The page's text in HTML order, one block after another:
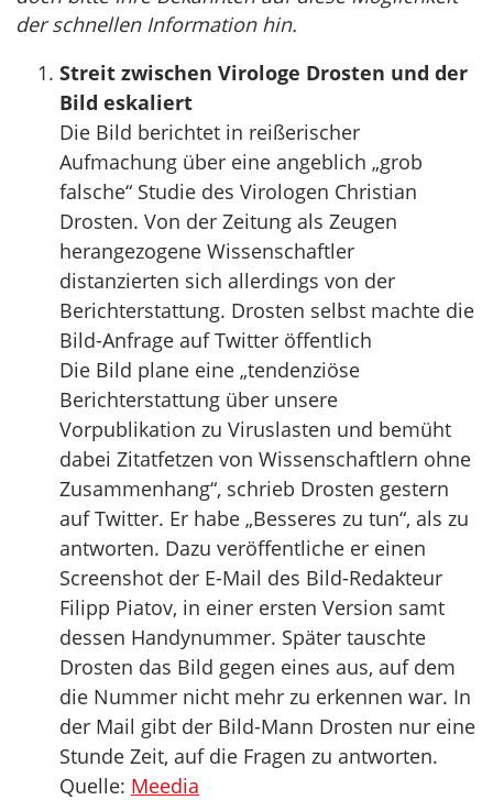
der schnellen Information hin.
Streit zwischen Virologe Drosten und der
Bild eskaliert
Die Bild berichtet in reißerischer
Aufmachung über eine angeblich „grob
falsche“ Studie des Virologen Christian
Drosten. Von der Zeitung als Zeugen
herangezogene Wissenschaftler
distanzierten sich allerdings von der
Berichterstattung. Drosten selbst machte die
Bild-Anfrage auf Twitter öffentlich
Die Bild plane eine „tendenziöse
Berichterstattung über unsere
Vorpublikation zu Viruslasten und bemüht
dabei Zitatfetzen von Wissenschaftlern ohne
Zusammenhang“, schrieb Drosten gestern
auf Twitter. Er habe „Besseres zu tun“, als zu
antworten. Dazu veröffentliche er einen
Screenshot der E-Mail des Bild-Redakteur
Filipp Piatov, in einer ersten Version samt
dessen Handynummer. Später tauschte
Drosten das Bild gegen eines aus, auf dem
die Nummer nicht mehr zu erkennen war. In
der Mail gibt der Bild-Mann Drosten nur eine
Stunde Zeit, auf die Fragen zu antworten.
Quelle: Meedia